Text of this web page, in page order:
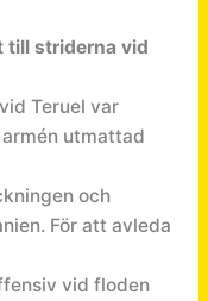
striderna vid
Teruel var
utmattad
och
För att avleda
vid floden